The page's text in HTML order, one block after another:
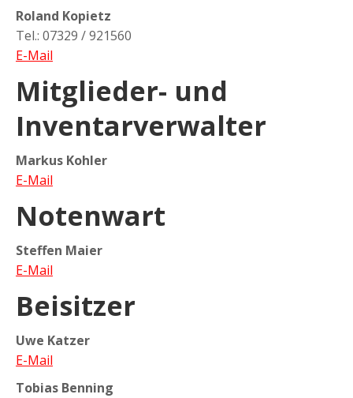
Roland Kopietz
Tel.: 07329 / 921560
E-Mail
Mitglieder- und
Inventarverwalter
Markus Kohler
E-Mail
Notenwart
Steffen Maier
E-Mail
Beisitzer
Uwe Katzer
E-Mail
Tobias Benning